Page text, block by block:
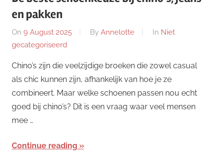
en pakken
On 9 August 2025 By Annelotte In Niet
gecategoriseerd
Chino’s zijn die veelzijdige broeken die zowel casual
als chic kunnen zijn, afhankelijk van hoe je ze
combineert. Maar welke schoenen passen nou echt
goed bij chino’s? Dit is een vraag waar veel mensen
mee …
Continue reading